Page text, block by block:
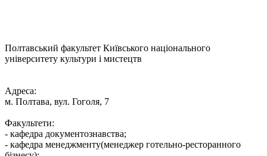
Полтавський факультет Київського національного
університету культури і мистецтв
Адреса:
м. Полтава, вул. Гоголя, 7
Факультети:
- кафедра документознавства;
- кафедра менеджменту(менеджер готельно-ресторанного